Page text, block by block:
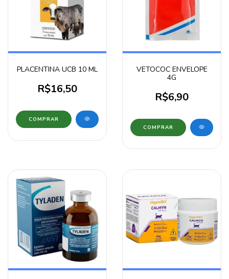
PLACENTINA UCB 10 ML
R$16,50
VETOCOC ENVELOPE
4G
R$6,90